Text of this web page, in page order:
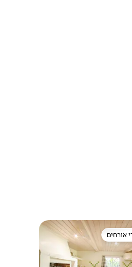
מועדפים על ידי אורחים
אורחים